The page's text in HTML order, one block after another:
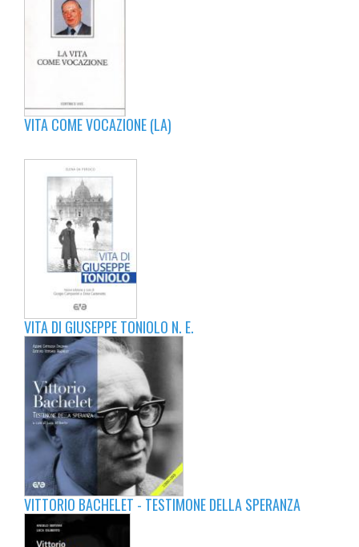
VITA COME VOCAZIONE (LA)
VITA DI GIUSEPPE TONIOLO N. E.
VITTORIO BACHELET - TESTIMONE DELLA SPERANZA